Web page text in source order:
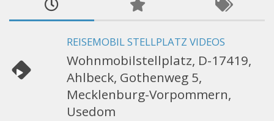
REISEMOBIL STELLPLATZ VIDEOS
Wohnmobilstellplatz, D-17419,
Ahlbeck, Gothenweg 5,
Mecklenburg-Vorpommern,
Usedom